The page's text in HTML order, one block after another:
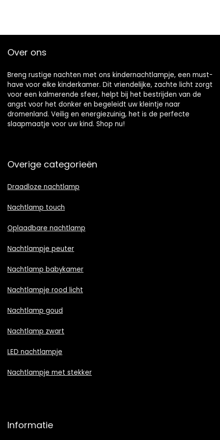
Over ons
Breng rustige nachten met ons kindernachtlampje, een must-
have voor elke kinderkamer. Dit vriendelijke, zachte licht zorgt
voor een kalmerende sfeer, helpt bij het bestrijden van de
angst voor het donker en begeleidt uw kleintje naar
dromenland. Veilig en energiezuinig, het is de perfecte
slaapmaatje voor uw kind. Shop nu!
Overige categorieën
Draadloze nachtlamp
Nachtlamp touch
Oplaadbare nachtlamp
Nachtlampje peuter
Nachtlamp babykamer
Nachtlampje rood licht
Nachtlamp goud
Nachtlamp zwart
LED nachtlampje
Nachtlampje met stekker
Informatie